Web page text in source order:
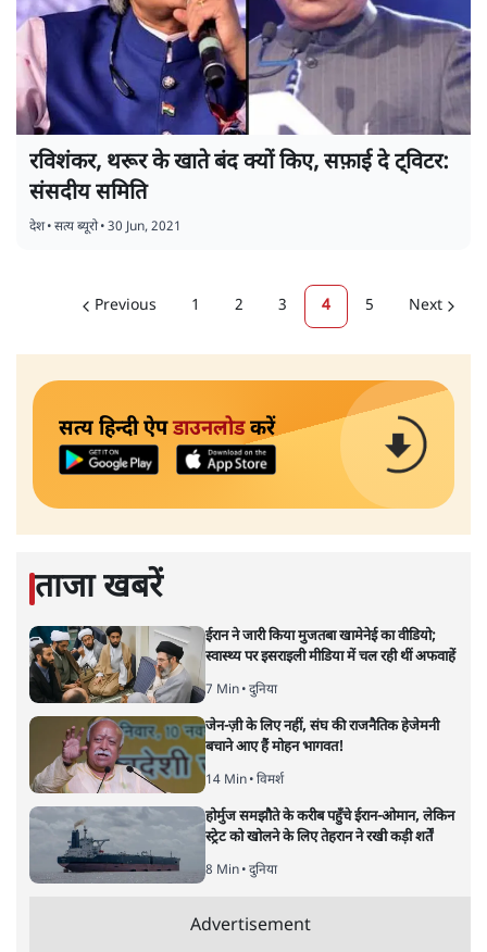
रविशंकर, थरूर के खाते बंद क्यों किए, सफ़ाई दे ट्विटर:
संसदीय समिति
देश•सत्य ब्यूरो•30 Jun, 2021
Previous 1 2 3 4 5 Next
सत्य हिन्दी ऐपडाउनलोडकरें
ताजा खबरें
ईरान ने जारी किया मुजतबा खामेनेई का वीडियो;
स्वास्थ्य पर इसराइली मीडिया में चल रही थीं अफवाहें
7 Min• दुनिया
जेन-ज़ी के लिए नहीं, संघ की राजनैतिक हेजेमनी
बचाने आए हैं मोहन भागवत!
14 Min• विमर्श
होर्मुज समझौते के करीब पहुँचे ईरान-ओमान, लेकिन
स्ट्रेट को खोलने के लिए तेहरान ने रखी कड़ी शर्तें
8 Min• दुनिया
Advertisement